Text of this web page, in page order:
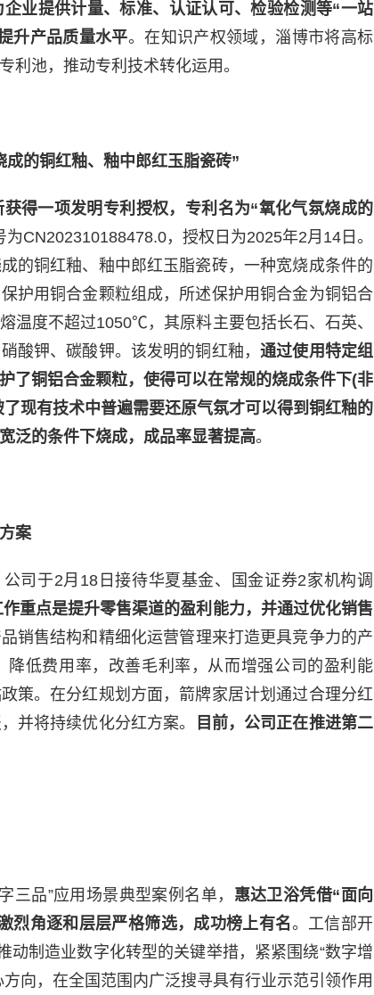
业提供计量、标准、认证认可、检验检测等“一站
升产品质量水平。在知识产权领域，淄博市将高标
利池，推动专利技术转化运用。
的铜红釉、釉中郎红玉脂瓷砖”
获得一项发明专利授权，专利名为“氧化气氛烧成的
为CN202310188478.0，授权日为2025年2月14日。
的铜红釉、釉中郎红玉脂瓷砖，一种宽烧成条件的
护用铜合金颗粒组成，所述保护用铜合金为铜铝合
温度不超过1050℃，其原料主要包括长石、石英、
酸钾、碳酸钾。该发明的铜红釉，通过使用特定组
了铜铝合金颗粒，使得可以在常规的烧成条件下(非
现有技术中普遍需要还原气氛才可以得到铜红釉的
泛的条件下烧成，成品率显著提高。
案
司于2月18日接待华夏基金、国金证券2家机构调
重点是提升零售渠道的盈利能力，并通过优化销售
销售结构和精细化运营管理来打造更具竞争力的产
低费用率，改善毛利率，从而增强公司的盈利能
策。在分红规划方面，箭牌家居计划通过合理分红
并将持续优化分红方案。
目前，公司正在推进第二
三品”应用场景典型案例名单， 惠达卫浴凭借“面向
烈角逐和层层严格筛选，成功榜上有名。工信部开
动制造业数字化转型的关键举措，紧紧围绕“数字增
向，在全国范围内广泛搜寻具有行业示范引领作用